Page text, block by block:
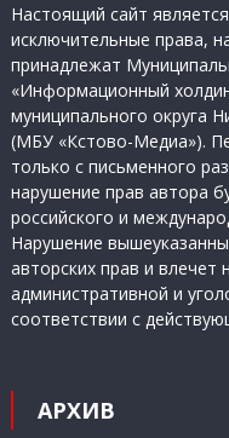
Настоящий сайт
исключительные права,
принадлежат
«Информационный
муниципального округа
(МБУ «Кстово-Медиа»).
только с письменного
нарушение прав автора
российского и
Нарушение
авторских прав и влечет
административной и
соответствии с
АРХИВ